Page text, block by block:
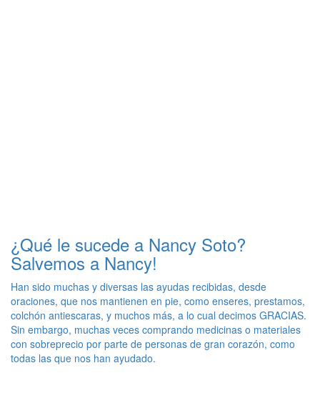
¿Qué le sucede a Nancy Soto?
Salvemos a Nancy!
Han sido muchas y diversas las ayudas recibidas, desde
oraciones, que nos mantienen en pie, como enseres, prestamos,
colchón antiescaras, y muchos más, a lo cual decimos GRACIAS.
Sin embargo, muchas veces comprando medicinas o materiales
con sobreprecio por parte de personas de gran corazón, como
todas las que nos han ayudado.